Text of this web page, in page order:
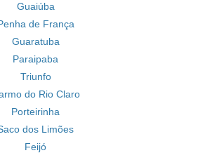
Guaiúba
de França
Guaratuba
Paraipaba
Triunfo
do Rio Claro
Porteirinha
dos Limões
Feijó